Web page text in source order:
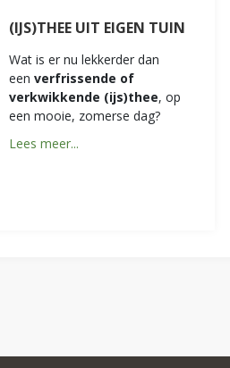
(IJS)THEE UIT EIGEN TUIN
Wat is er nu lekkerder dan
een verfrissende of
verkwikkende (ijs)thee, op
een mooie, zomerse dag?
Lees meer...